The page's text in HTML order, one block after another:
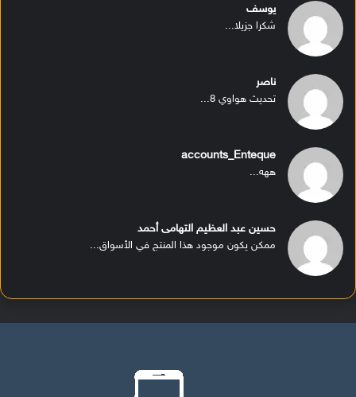
يوسف
شكرا جزيلا...
ناصر
تحديث هواوي 8...
accounts_Enteque
ههه...
حسين عبد العظيم التهامى أحمد
ممكن يكون موجود هذا المنتج في الأسواق...